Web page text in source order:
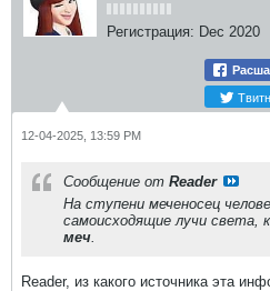
Регистрация: Dec 2020
12-04-2025, 13:59 PM
Сообщение от Reader
На ступени меченосец
самоисходящие лучи
меч.
Reader, из какого источника эта